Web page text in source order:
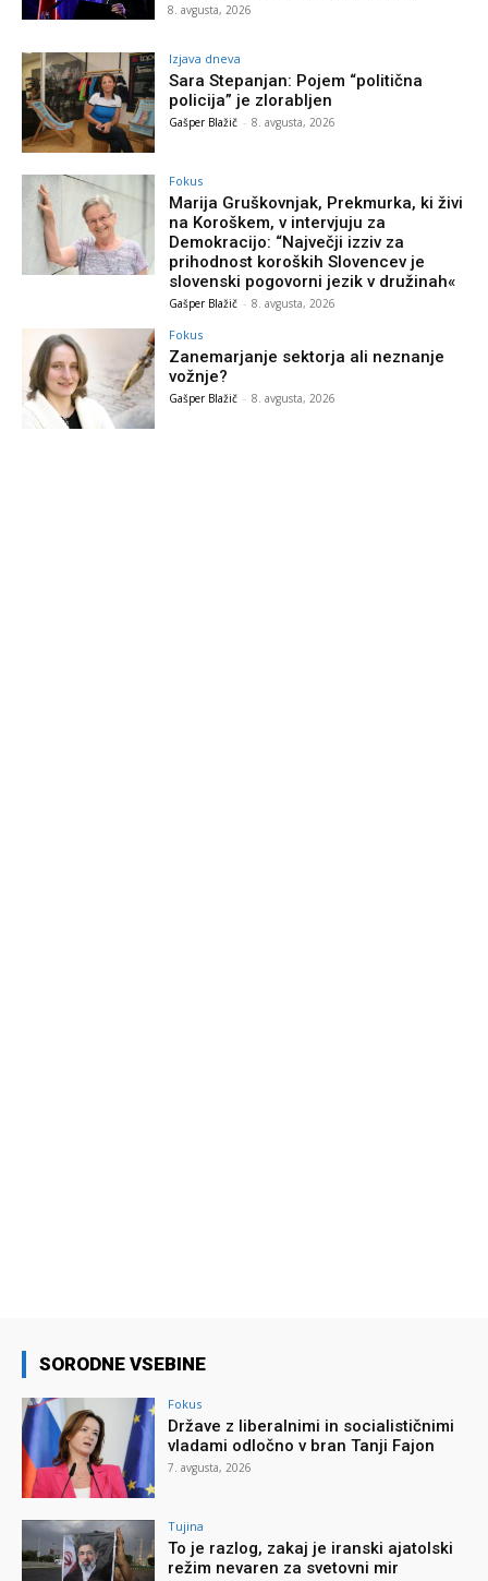
8. avgusta, 2026
Izjava dneva
Sara Stepanjan: Pojem “politična
policija” je zlorabljen
Gašper Blažič - 8. avgusta, 2026
Fokus
Marija Gruškovnjak, Prekmurka, ki živi
na Koroškem, v intervjuju za
Demokracijo: “Največji izziv za
prihodnost koroških Slovencev je
slovenski pogovorni jezik v družinah«
Gašper Blažič - 8. avgusta, 2026
Fokus
Zanemarjanje sektorja ali neznanje
vožnje?
Gašper Blažič - 8. avgusta, 2026
SORODNE VSEBINE
Fokus
Države z liberalnimi in socialističnimi
vladami odločno v bran Tanji Fajon
7. avgusta, 2026
Tujina
To je razlog, zakaj je iranski ajatolski
režim nevaren za svetovni mir